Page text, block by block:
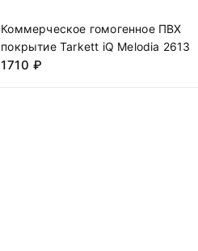
Коммерческое гомогенное ПВХ
покрытие Tarkett iQ Melodia 2613
1710 ₽